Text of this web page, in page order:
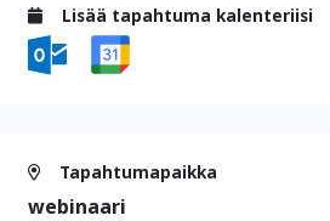
Lisää tapahtuma kalenteriisi
Tapahtumapaikka
webinaari